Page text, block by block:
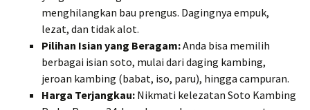
menghilangkan bau prengus. Dagingnya empuk,
lezat, dan tidak alot.
Pilihan Isian yang Beragam:Anda bisa memilih
berbagai isian soto, mulai dari daging kambing,
jeroan kambing (babat, iso, paru), hingga campuran.
Harga Terjangkau: Nikmati kelezatan Soto Kambing